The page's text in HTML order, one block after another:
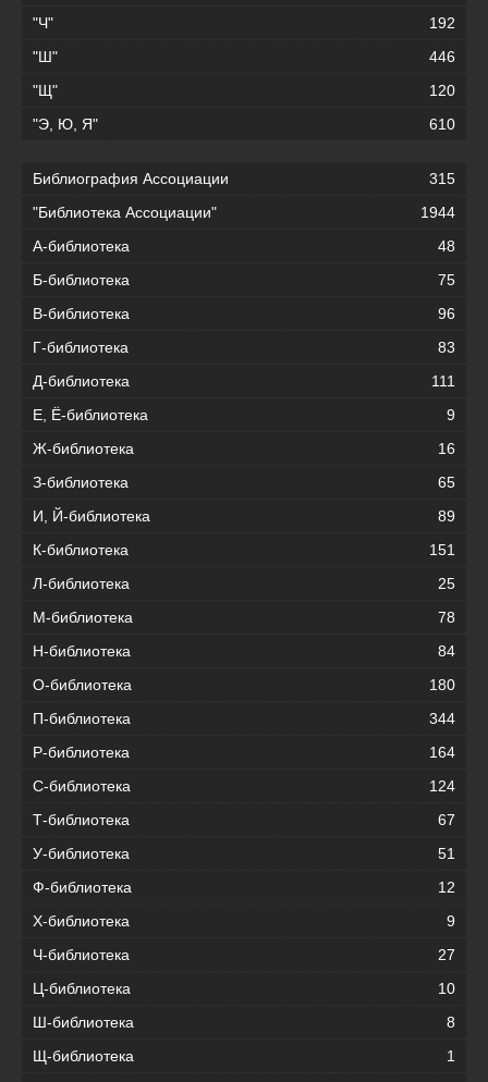
"Ч"
192
"Ш"
446
"Щ"
120
"Э, Ю, Я"
610
Библиография Ассоциации
315
"Библиотека Ассоциации"
1944
А-библиотека
48
Б-библиотека
75
В-библиотека
96
Г-библиотека
83
Д-библиотека
111
Е, Ё-библиотека
9
Ж-библиотека
16
З-библиотека
65
И, Й-библиотека
89
К-библиотека
151
Л-библиотека
25
М-библиотека
78
Н-библиотека
84
О-библиотека
180
П-библиотека
344
Р-библиотека
164
С-библиотека
124
Т-библиотека
67
У-библиотека
51
Ф-библиотека
12
Х-библиотека
9
Ч-библиотека
27
Ц-библиотека
10
Ш-библиотека
8
Щ-библиотека
1